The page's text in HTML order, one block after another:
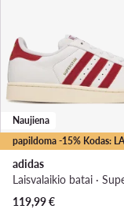
papildoma -15% Kodas:
Naujiena
adidas
119,99€